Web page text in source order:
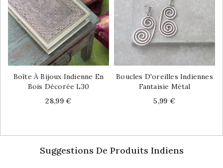
Boîte À Bijoux Indienne En
Bois Décorée L30
Price
28,99 €
Boucles D'oreilles Indiennes
Fantaisie Métal
Price
5,99 €
Suggestions De Produits Indiens